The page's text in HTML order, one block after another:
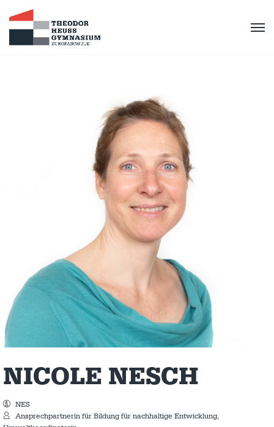
NICOLE NESCH
NES
Ansprechpartnerin für Bildung für nachhaltige Entwicklung,